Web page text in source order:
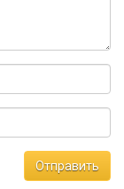
Отправить